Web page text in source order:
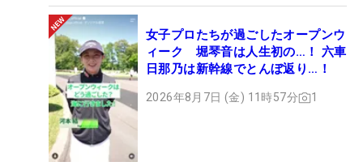
女子プロたちが過ごしたオープンウ
ィーク 堀琴音は人生初の…！ 六車
日那乃は新幹線でとんぼ返り…！
2026年8月7日 (金) 11時57分 1